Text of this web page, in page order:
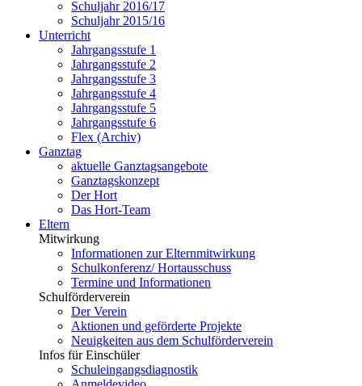
Schuljahr 2016/17
Schuljahr 2015/16
Unterricht
Jahrgangsstufe 1
Jahrgangsstufe 2
Jahrgangsstufe 3
Jahrgangsstufe 4
Jahrgangsstufe 5
Jahrgangsstufe 6
Flex (Archiv)
Ganztag
aktuelle Ganztagsangebote
Ganztagskonzept
Der Hort
Das Hort-Team
Eltern
Mitwirkung
Informationen zur Elternmitwirkung
Schulkonferenz/ Hortausschuss
Termine und Informationen
Schulförderverein
Der Verein
Aktionen und geförderte Projekte
Neuigkeiten aus dem Schulförderverein
Infos für Einschüler
Schuleingangsdiagnostik